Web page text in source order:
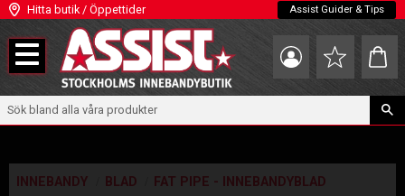
Meny
Hitta butik / Öppettider Assist Guider & Tips
Favoriter
INNEBANDY BLAD FAT PIPE - INNEBANDYBLAD